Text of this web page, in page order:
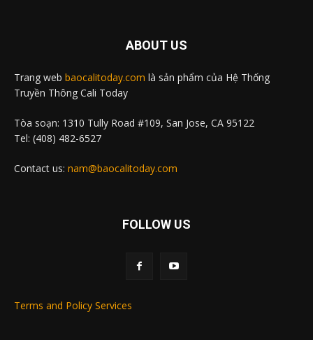
ABOUT US
Trang web baocalitoday.com là sản phẩm của Hệ Thống
Truyền Thông Cali Today
Tòa soạn: 1310 Tully Road #109, San Jose, CA 95122
Tel: (408) 482-6527
Contact us: nam@baocalitoday.com
FOLLOW US
Terms and Policy Services